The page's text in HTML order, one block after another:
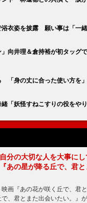
衣姿を披露 願い事は「一
」向井理＆倉持裕が初タッ
「身の丈に合った使い方を」
「妖怪すねこすりの役をやり
分の大切な人を大事に
あの星が降る丘で、君と
画『あの花が咲く丘で、君
、君とまた出会いたい。』